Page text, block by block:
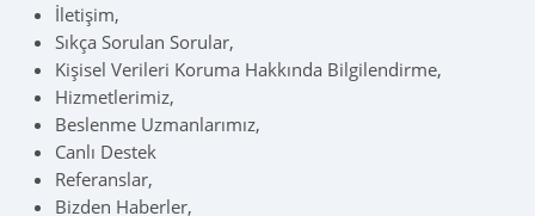
İletişim,
Sıkça Sorulan Sorular,
Kişisel Verileri Koruma Hakkında Bilgilendirme,
Hizmetlerimiz,
Beslenme Uzmanlarımız,
Canlı Destek
Referanslar,
Bizden Haberler,